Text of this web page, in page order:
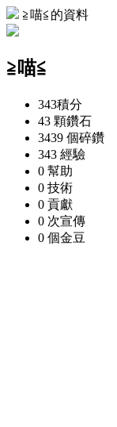
≧喵≦的資料
≧喵≦
343積分
43 顆鑽石
3439 個碎鑽
343 經驗
0 幫助
0 技術
0 貢獻
0 次宣傳
0 個金豆